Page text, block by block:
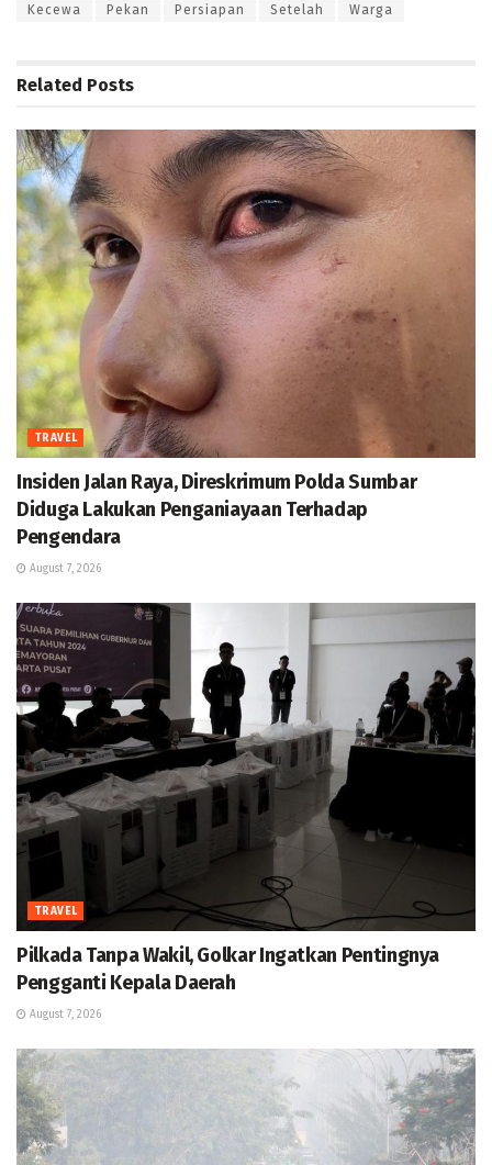
Kecewa Pekan Persiapan Setelah Warga
Related Posts
TRAVEL
Insiden Jalan Raya, Direskrimum Polda Sumbar
Diduga Lakukan Penganiayaan Terhadap
Pengendara
August 7, 2026
TRAVEL
Pilkada Tanpa Wakil, Golkar Ingatkan Pentingnya
Pengganti Kepala Daerah
August 7, 2026